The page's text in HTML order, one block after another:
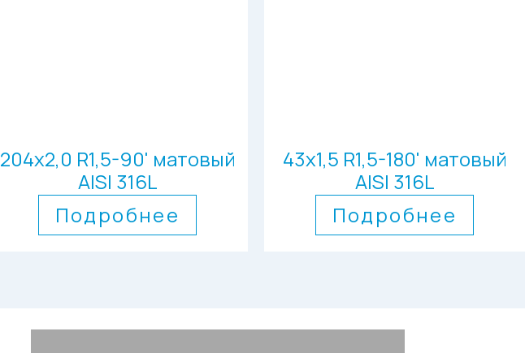
204х2,0 R1,5-90' матовый
AISI 316L
Подробнее
43х1,5 R1,5-180' матовый
AISI 316L
Подробнее